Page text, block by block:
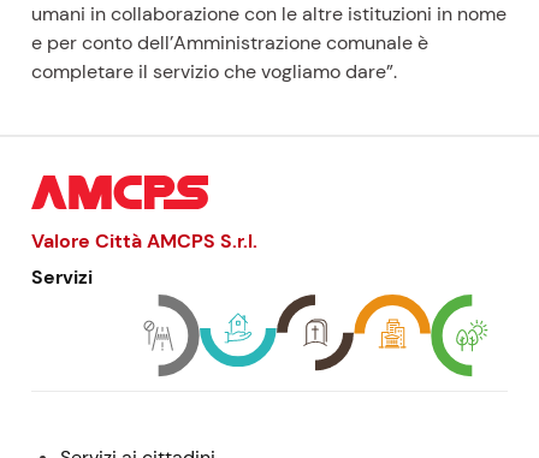
umani in collaborazione con le altre istituzioni in nome
e per conto dell’Amministrazione comunale è
completare il servizio che vogliamo dare”.
Valore Città AMCPSS.r.l.
Servizi
Menu: